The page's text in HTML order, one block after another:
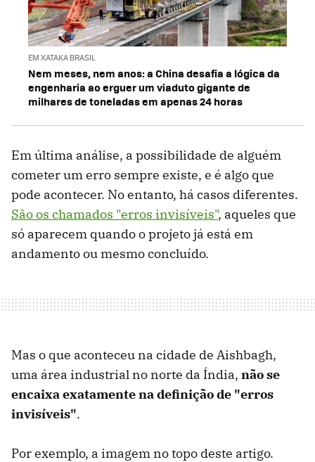
EM XATAKA BRASIL
Nem meses, nem anos: a China desafia a lógica da
engenharia ao erguer um viaduto gigante de
milhares de toneladas em apenas 24 horas
Em última análise, a possibilidade de alguém
cometer um erro sempre existe, e é algo que
pode acontecer. No entanto, há casos diferentes.
São os chamados "erros invisíveis", aqueles que
só aparecem quando o projeto já está em
andamento ou mesmo concluído.
Mas o que aconteceu na cidade de Aishbagh,
uma área industrial no norte da Índia, não se
encaixa exatamente na definição de "erros
invisíveis".
Por exemplo, a imagem no topo deste artigo.